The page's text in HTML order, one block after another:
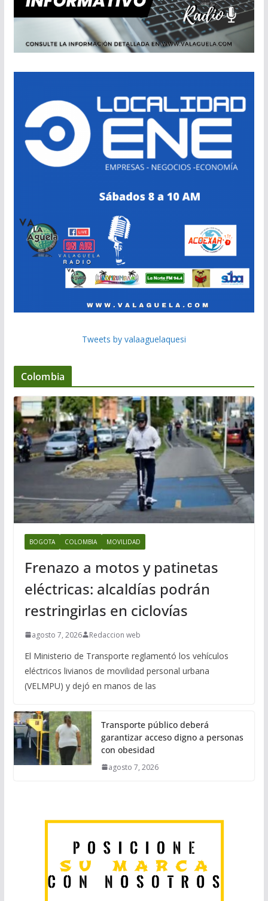
Tweets by valaaguelaquesi
Colombia
BOGOTA COLOMBIA MOVILIDAD
Frenazo a motos y patinetas
eléctricas: alcaldías podrán
restringirlas en ciclovías
agosto 7, 2026 Redaccion web
El Ministerio de Transporte reglamentó los vehículos
eléctricos livianos de movilidad personal urbana
(VELMPU) y dejó en manos de las
Transporte público deberá
garantizar acceso digno a personas
con obesidad
agosto 7, 2026